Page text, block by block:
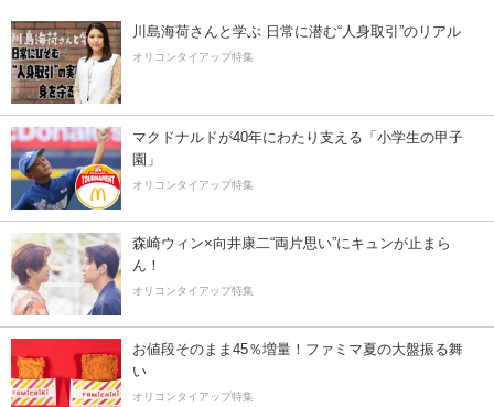
川島海荷さんと学ぶ 日常に潜む“人身取引”のリアル
オリコンタイアップ特集
マクドナルドが40年にわたり支える「小学生の甲子
園」
オリコンタイアップ特集
森崎ウィン×向井康二“両片思い”にキュンが止まら
ん！
オリコンタイアップ特集
お値段そのまま45％増量！ファミマ夏の大盤振る舞
い
オリコンタイアップ特集